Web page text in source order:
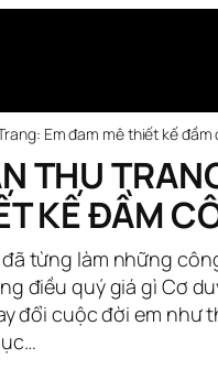
Em đam mê thiết kế
THU
KẾ ĐẦM
từng làm những
điều quý giá gì Cơ
đổi cuộc đời em như